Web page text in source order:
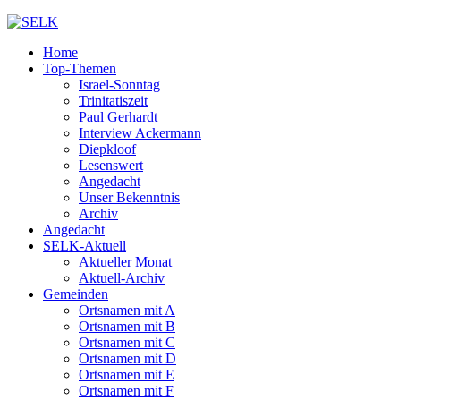
Home
Top-Themen
Israel-Sonntag
Trinitatiszeit
Paul Gerhardt
Interview Ackermann
Diepkloof
Lesenswert
Angedacht
Unser Bekenntnis
Archiv
Angedacht
SELK-Aktuell
Aktueller Monat
Aktuell-Archiv
Gemeinden
Ortsnamen mit A
Ortsnamen mit B
Ortsnamen mit C
Ortsnamen mit D
Ortsnamen mit E
Ortsnamen mit F